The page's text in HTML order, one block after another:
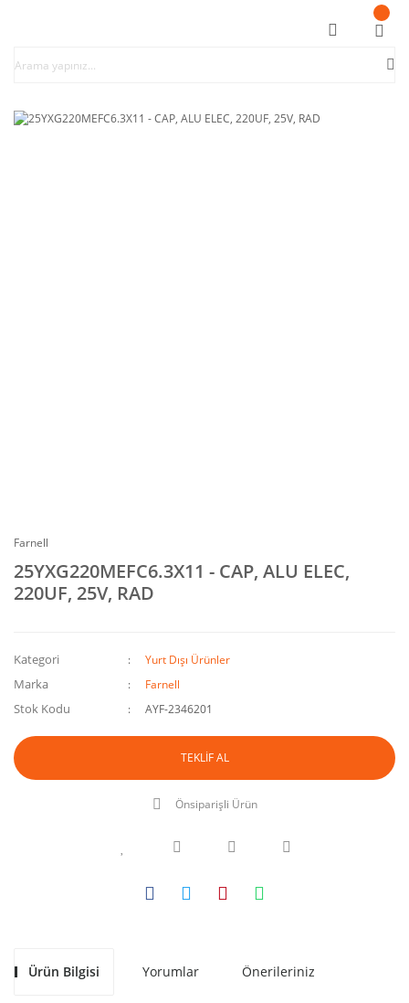
Farnell
25YXG220MEFC6.3X11 - CAP, ALU ELEC,
220UF, 25V, RAD
Kategori Yurt Dışı Ürünler
Marka Farnell
Stok Kodu AYF-2346201
TEKLİF AL
Önsiparişli Ürün
Ürün Bilgisi Yorumlar Önerileriniz